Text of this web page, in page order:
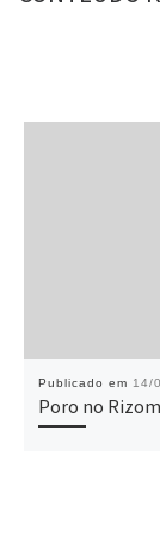
Publicado em 14/
Poro no